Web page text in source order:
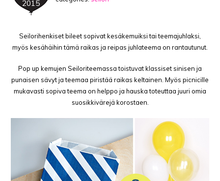
2015
Seilorihenkiset bileet sopivat kesäkemuiksi tai teemajuhlaksi,
myös kesähäihin tämä raikas ja reipas juhlateema on rantautunut.
Pop up kemujen Seiloriteemassa toistuvat klassiset sinisen ja
punaisen sävyt ja teemaa piristää raikas keltainen. Myös picnicille
mukavasti sopiva teema on helppo ja hauska toteuttaa juuri omia
suosikkivärejä korostaen.